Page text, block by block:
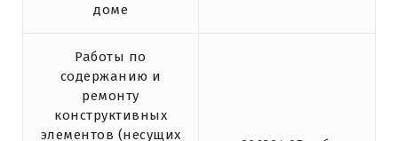
доме
Работы по
содержанию и
ремонту
конструктивных
элементов (несущих